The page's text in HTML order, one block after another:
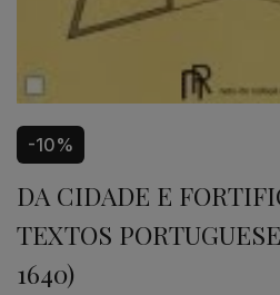
-10%
DA CIDADE E
TEXTOS
1640)